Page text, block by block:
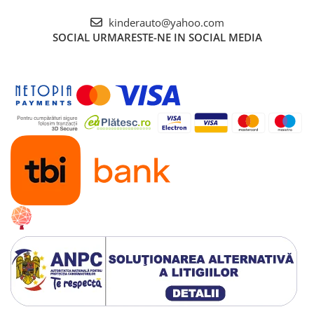
kinderauto@yahoo.com
SOCIAL URMARESTE-NE IN SOCIAL MEDIA